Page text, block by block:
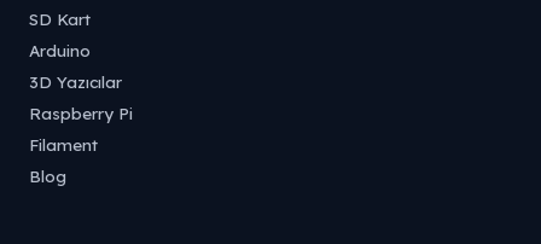
SD Kart
Arduino
3D Yazıcılar
Raspberry Pi
Filament
Blog